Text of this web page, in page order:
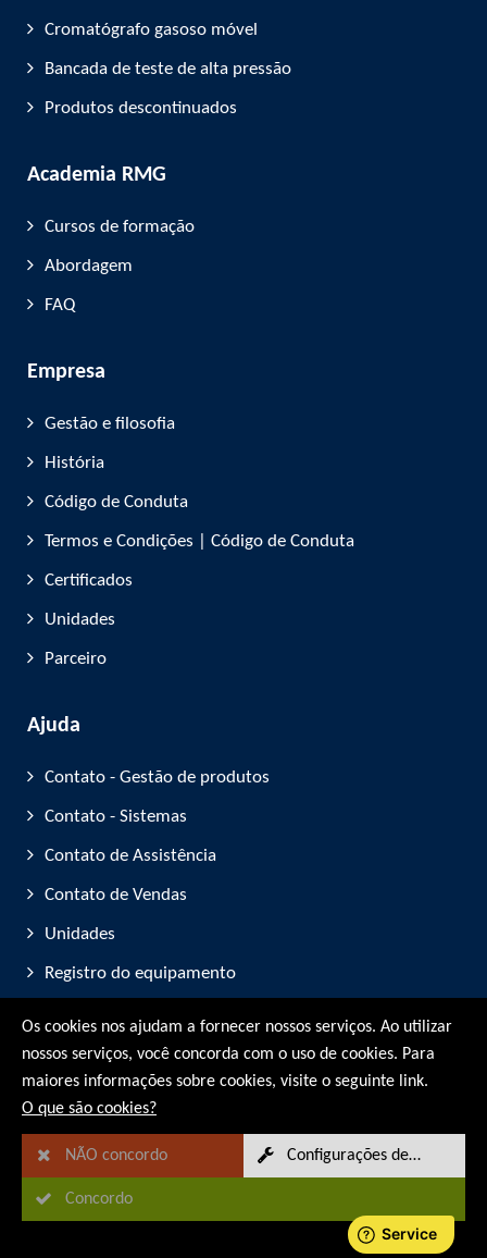
Cromatógrafo gasoso móvel
Bancada de teste de alta pressão
Produtos descontinuados
Academia RMG
Cursos de formação
Abordagem
FAQ
Empresa
Gestão e filosofia
História
Código de Conduta
Termos e Condições | Código de Conduta
Certificados
Unidades
Parceiro
Ajuda
Contato - Gestão de produtos
Contato - Sistemas
Contato de Assistência
Contato de Vendas
Unidades
Registro do equipamento
Privacidade
Os cookies nos ajudam a fornecer nossos serviços. Ao utilizar
nossos serviços, você concorda com o uso de cookies. Para
maiores informações sobre cookies, visite o seguinte link.
O que são cookies?
NÃO concordo Configurações de cookies
Concordo